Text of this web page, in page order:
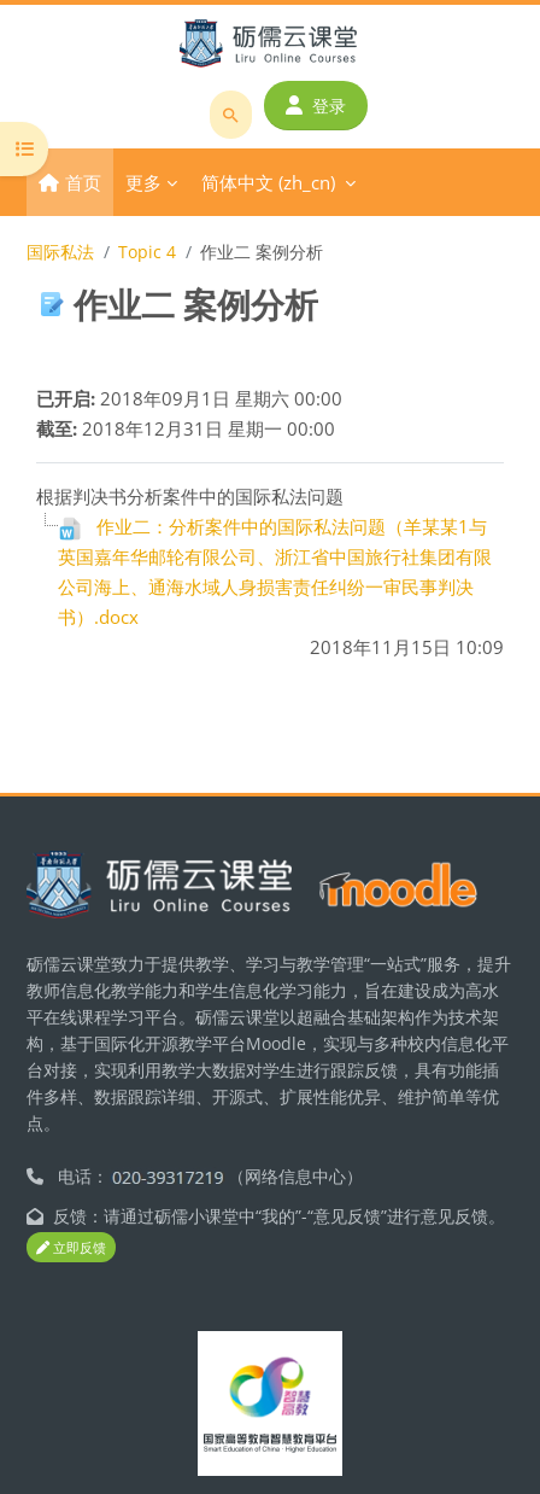
搜
课
程
或
师
登录
首页 更多 简体中文 ‎(zh_cn)‎
打开课程索引
国际私法 Topic 4 作业二 案例分析
作业二 案例分析
已开启: 2018年09月1日 星期六 00:00
截至: 2018年12月31日 星期一 00:00
根据判决书分析案件中的国际私法问题
作业二：分析案件中的国际私法问题（羊某某1与
英国嘉年华邮轮有限公司、浙江省中国旅行社集团有限
公司海上、通海水域人身损害责任纠纷一审民事判决
书）.docx
2018年11月15日 10:09
版块
砺儒云课堂致力于提供教学、学习与教学管理“一站式”服务，提升
教师信息化教学能力和学生信息化学习能力，旨在建设成为高水
平在线课程学习平台。砺儒云课堂以超融合基础架构作为技术架
构，基于国际化开源教学平台Moodle，实现与多种校内信息化平
台对接，实现利用教学大数据对学生进行跟踪反馈，具有功能插
件多样、数据跟踪详细、开源式、扩展性能优异、维护简单等优
点。
电话：
（网络信息中心）
反馈：请通过砺儒小课堂中“我的”-“意见反馈”进行意见反馈。
立即反馈